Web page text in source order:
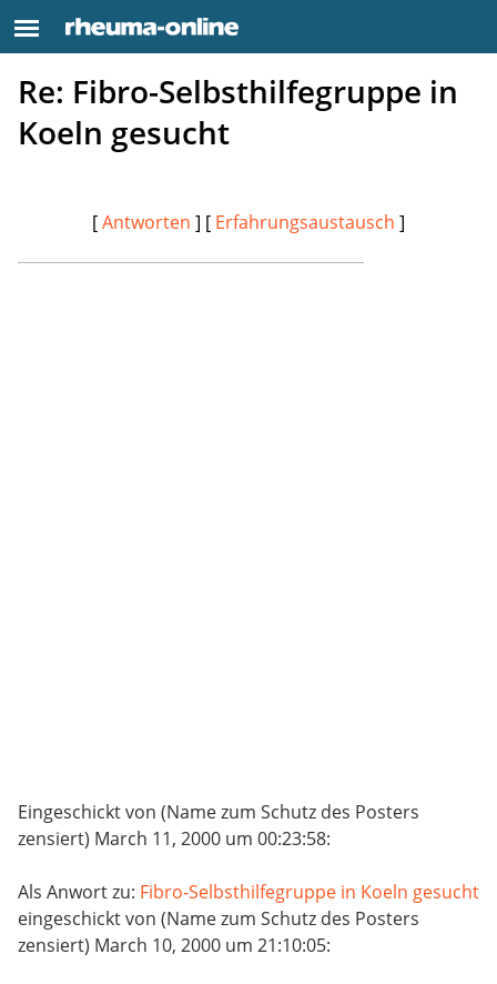
Re: Fibro-Selbsthilfegruppe in
Koeln gesucht
[Antworten ] [ Erfahrungsaustausch ]
Eingeschickt von (Name zum Schutz des Posters
zensiert) March 11, 2000 um 00:23:58:
Als Anwort zu: Fibro-Selbsthilfegruppe in Koeln gesucht
eingeschickt von (Name zum Schutz des Posters
zensiert) March 10, 2000 um 21:10:05: